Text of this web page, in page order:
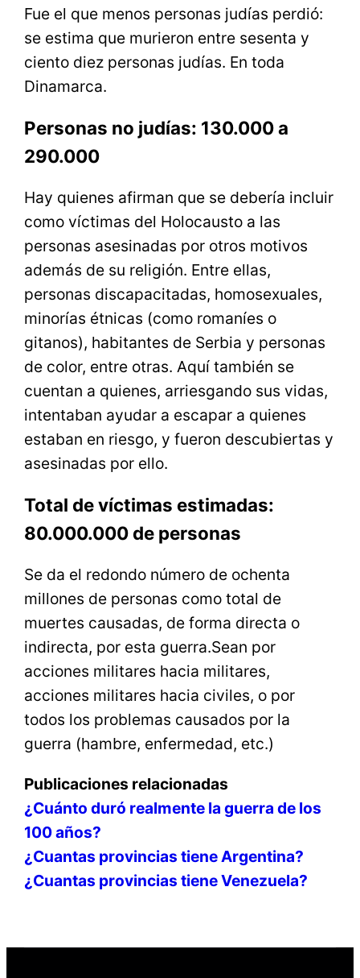
Fue el que menos personas judías perdió:
se estima que murieron entre sesenta y
ciento diez personas judías. En toda
Dinamarca.
Personas no judías: 130.000 a
290.000
Hay quienes afirman que se debería incluir
como víctimas del Holocausto a las
personas asesinadas por otros motivos
además de su religión. Entre ellas,
personas discapacitadas, homosexuales,
minorías étnicas (como romaníes o
gitanos), habitantes de Serbia y personas
de color, entre otras. Aquí también se
cuentan a quienes, arriesgando sus vidas,
intentaban ayudar a escapar a quienes
estaban en riesgo, y fueron descubiertas y
asesinadas por ello.
Total de víctimas estimadas:
80.000.000 de personas
Se da el redondo número de ochenta
millones de personas como total de
muertes causadas, de forma directa o
indirecta, por esta guerra.Sean por
acciones militares hacia militares,
acciones militares hacia civiles, o por
todos los problemas causados por la
guerra (hambre, enfermedad, etc.)
Publicaciones relacionadas
¿Cuánto duró realmente la guerra de los
100 años?
¿Cuantas provincias tiene Argentina?
¿Cuantas provincias tiene Venezuela?